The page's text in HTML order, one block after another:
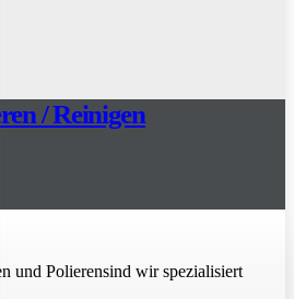
/ Reinigen
und Polierensind wir spezialisiert